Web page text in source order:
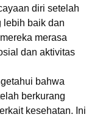
diri setelah
lebih baik dan
merasa
dan aktivitas
bahwa
berkurang
kesehatan. Ini